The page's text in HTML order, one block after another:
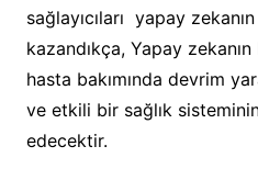
sağlayıcıları yapay
kazandıkça, Yapay
hasta bakımında devrim
ve etkili bir sağlık
edecektir.